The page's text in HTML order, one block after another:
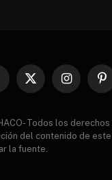
X
Instagram
Todos los
del contenido de
la fuente.